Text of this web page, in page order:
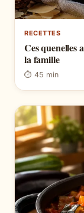
RECETTES
Ces quenelles
la famille
⏱ 45 min